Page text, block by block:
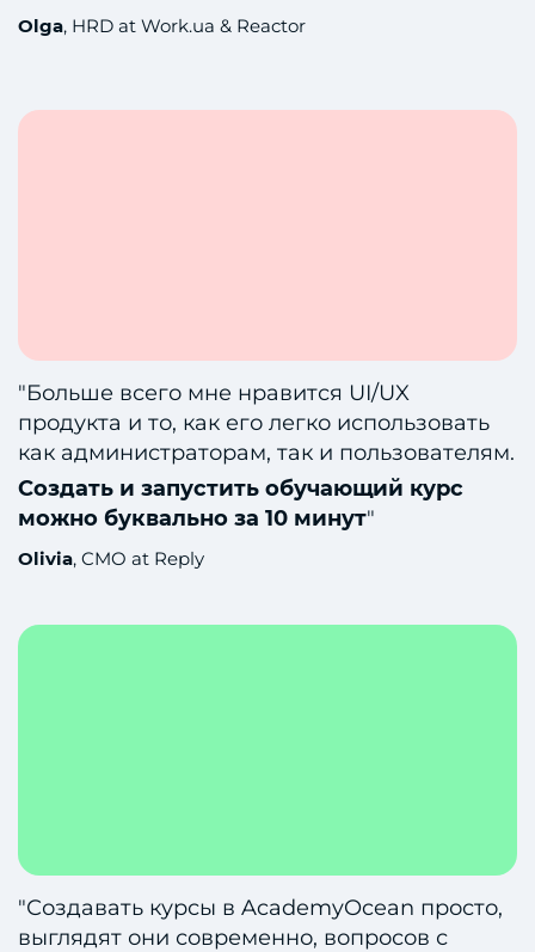
Olga, HRD at Work.ua & Reactor
"Больше всего мне нравится UI/UX
продукта и то, как его легко использовать
как администраторам, так и пользователям.
Создать и запустить обучающий курс
можно буквально за 10 минут"
Olivia, CMO at Reply
"Создавать курсы в AcademyOcean просто,
выглядят они современно, вопросов с